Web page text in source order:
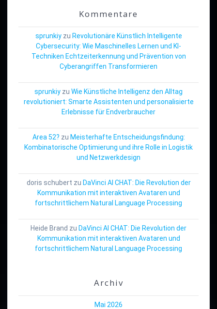
Kommentare
sprunkiyzu Revolutionäre Künstlich Intelligente
Cybersecurity: Wie Maschinelles Lernen und KI-
Techniken Echtzeiterkennung und Prävention von
Cyberangriffen Transformieren
sprunkiy zu Wie Künstliche Intelligenz den Alltag
revolutioniert: Smarte Assistenten und personalisierte
Erlebnisse für Endverbraucher
Area 52? zu Meisterhafte Entscheidungsfindung:
Kombinatorische Optimierung und ihre Rolle in Logistik
und Netzwerkdesign
doris schubert zu DaVinci AI CHAT: Die Revolution der
Kommunikation mit interaktiven Avataren und
fortschrittlichem Natural Language Processing
Heide Brand zu DaVinci AI CHAT: Die Revolution der
Kommunikation mit interaktiven Avataren und
fortschrittlichem Natural Language Processing
Archiv
Mai 2026